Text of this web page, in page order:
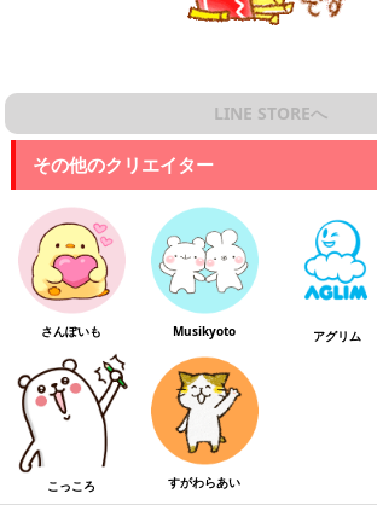
LINE STOREへ
その他のクリエイター
さんぽいも Musikyoto アグリム
こっころ すがわらあい